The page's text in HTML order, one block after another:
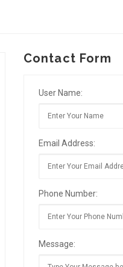
Contact Form
User Name:
Email Address:
Phone Number:
Message: